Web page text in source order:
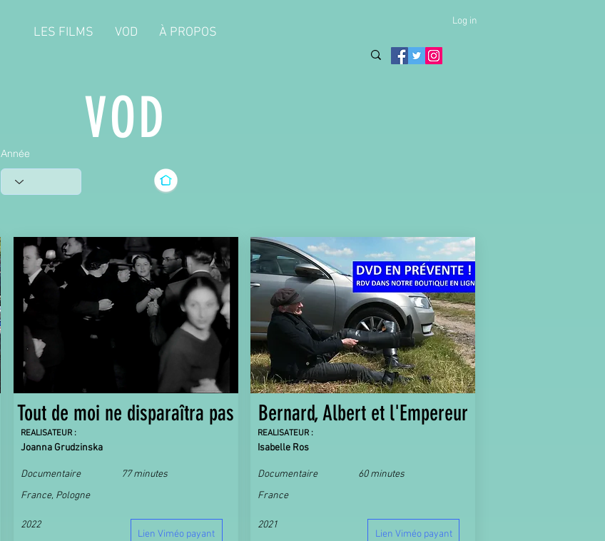
Log in
LES FILMS VOD À PROPOS
VOD
Année
Tout de moi ne disparaîtra pas
REALISATEUR :
Joanna Grudzinska
Documentaire
77 minutes
France, Pologne
2022
Lien Viméo payant
Bernard, Albert et l'Empereur
REALISATEUR :
Isabelle Ros
Documentaire
60 minutes
France
2021
Lien Viméo payant